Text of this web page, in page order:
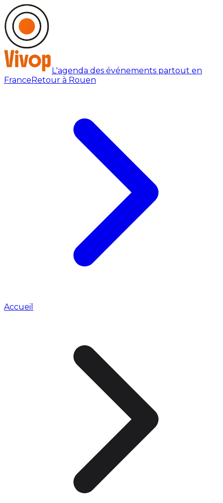
L'agenda des événements partout en
FranceRetour à Rouen
Accueil